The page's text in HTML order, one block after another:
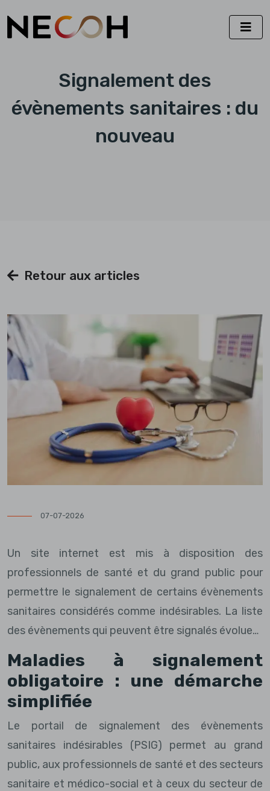
Signalement des
évènements sanitaires : du
nouveau
Retour aux articles
07-07-2026
Un site internet est mis à disposition des
professionnels de santé et du grand public pour
permettre le signalement de certains évènements
sanitaires considérés comme indésirables. La liste
des évènements qui peuvent être signalés évolue…
Maladies à signalement
obligatoire : une démarche
simplifiée
Le portail de signalement des évènements
sanitaires indésirables (PSIG) permet au grand
public, aux professionnels de santé et des secteurs
sanitaire et médico-social et à ceux du secteur de